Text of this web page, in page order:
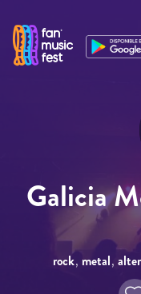
Galicia
rock, metal,